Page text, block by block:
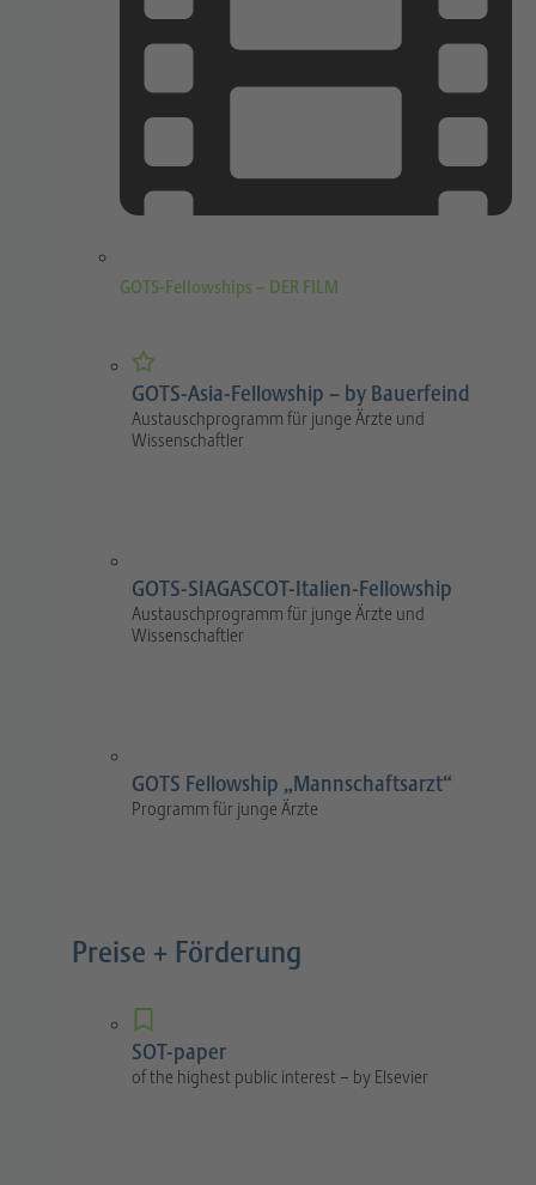
GOTS-Fellowships – DER FILM
GOTS-Asia-Fellowship – by Bauerfeind
Austauschprogramm für junge Ärzte und
Wissenschaftler
GOTS-SIAGASCOT-Italien-Fellowship
Austauschprogramm für junge Ärzte und
Wissenschaftler
GOTS Fellowship „Mannschaftsarzt“
Programm für junge Ärzte
Preise + Förderung
SOT-paper
of the highest public interest – by Elsevier